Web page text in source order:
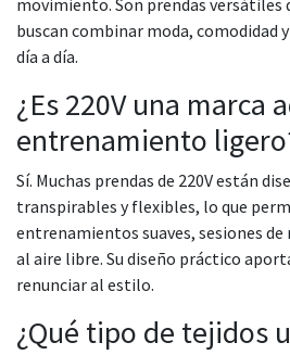
buscan combinar moda, comodidad
día a día.
¿Es 220V una marca
entrenamiento
Sí. Muchas prendas de 220V están
transpirables y flexibles, lo que
entrenamientos suaves, sesiones
al aire libre. Su diseño práctico
renunciar al estilo.
¿Qué tipo de tejidos